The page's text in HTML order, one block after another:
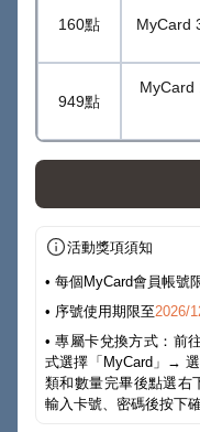
160點 MyCard
949點
MyCard
活動獎項須知
• 每個MyCard會員帳號
• 序號使用期限至2026/
• 專屬卡兌換方式：前
式選擇「MyCard」→
類和數量完畢後點選右
輸入卡號、密碼後按下